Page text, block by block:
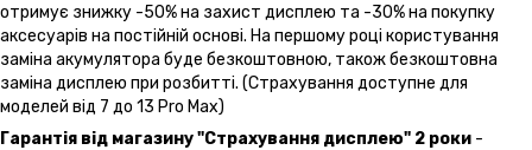
отримує знижку -50% на захист дисплею та -30% на покупку
аксесуарів на постійній основі. На першому році користування
заміна акумулятора буде безкоштовною, також безкоштовна
заміна дисплею при розбитті. (Страхування доступне для
моделей від 7 до 13 Pro Max)
Гарантія від магазину "Страхування дисплею" 2 роки -